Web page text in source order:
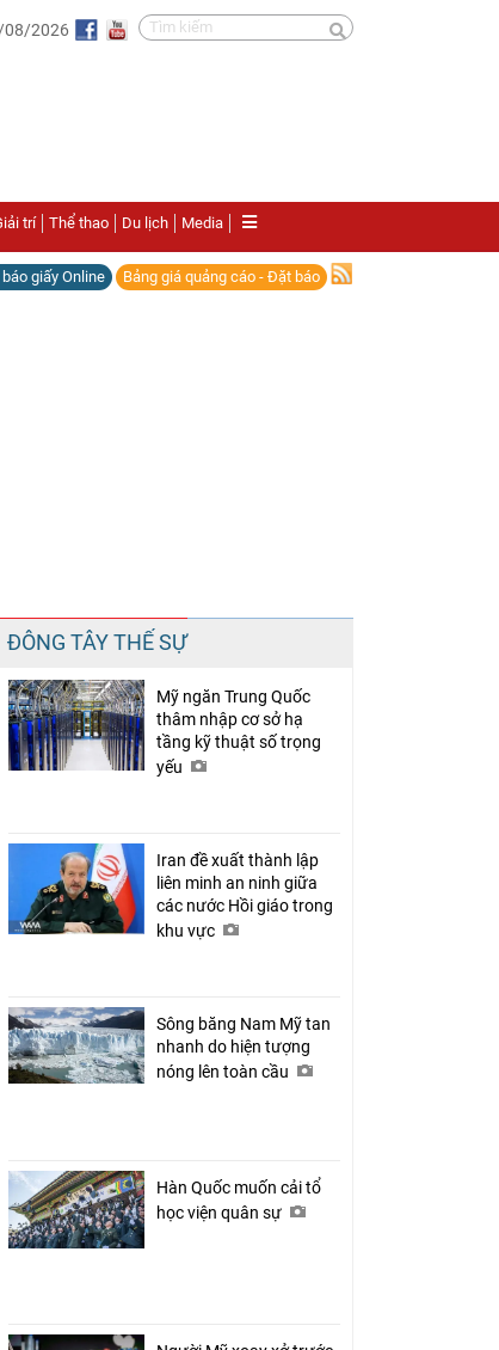
08/2026
trí Thể thao Du lịch Media
giấy Online Bảng giá quảng cáo - Đặt báo
Chia sẻ
Facebook
ĐÔNG TÂY THẾ SỰ
Mỹ ngăn Trung Quốc
thâm nhập cơ sở hạ
tầng kỹ thuật số trọng
yếu
Iran đề xuất thành lập
liên minh an ninh giữa
các nước Hồi giáo trong
khu vực
Sông băng Nam Mỹ tan
nhanh do hiện tượng
nóng lên toàn cầu
Hàn Quốc muốn cải tổ
học viện quân sự